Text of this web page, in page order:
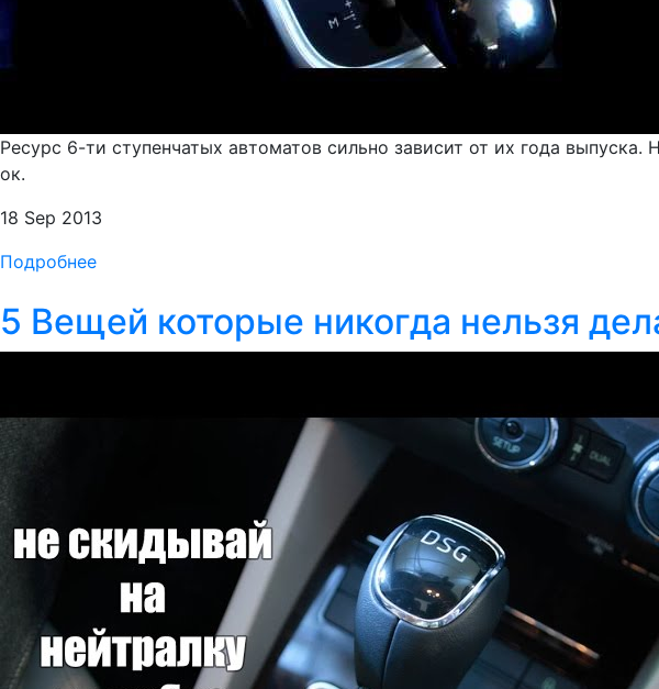
Ресурс 6-ти ступенчатых автоматов сильно зависит от их года
ок.
18 Sep 2013
Подробнее
5 Вещей которые никогда нельзя